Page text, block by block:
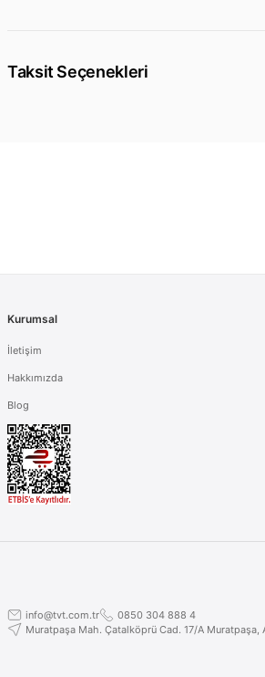
Taksit Seçenekleri
Kurumsal
İletişim
Hakkımızda
Blog
info@tvt.com.tr
0850 304 888 4
Muratpaşa Mah. Çatalköprü Cad. 17/A Muratpaşa,